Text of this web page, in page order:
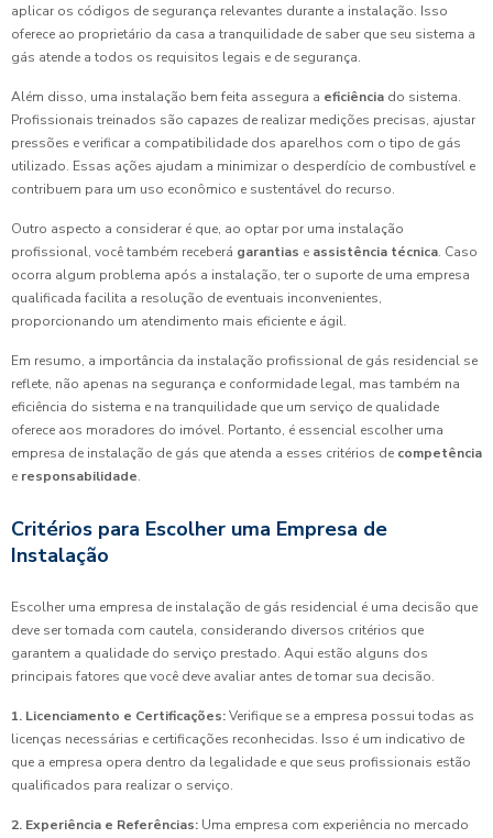
aplicar os códigos de segurança relevantes durante a instalação. Isso
oferece ao proprietário da casa a tranquilidade de saber que seu sistema a
gás atende a todos os requisitos legais e de segurança.
Além disso, uma instalação bem feita assegura a eficiência do sistema.
Profissionais treinados são capazes de realizar medições precisas, ajustar
pressões e verificar a compatibilidade dos aparelhos com o tipo de gás
utilizado. Essas ações ajudam a minimizar o desperdício de combustível e
contribuem para um uso econômico e sustentável do recurso.
Outro aspecto a considerar é que, ao optar por uma instalação
profissional, você também receberá garantias e assistência técnica. Caso
ocorra algum problema após a instalação, ter o suporte de uma empresa
qualificada facilita a resolução de eventuais inconvenientes,
proporcionando um atendimento mais eficiente e ágil.
Em resumo, a importância da instalação profissional de gás residencial se
reflete, não apenas na segurança e conformidade legal, mas também na
eficiência do sistema e na tranquilidade que um serviço de qualidade
oferece aos moradores do imóvel. Portanto, é essencial escolher uma
empresa de instalação de gás que atenda a esses critérios de competência
e responsabilidade.
Critérios para Escolher uma Empresa de
Instalação
Escolher uma empresa de instalação de gás residencial é uma decisão que
deve ser tomada com cautela, considerando diversos critérios que
garantem a qualidade do serviço prestado. Aqui estão alguns dos
principais fatores que você deve avaliar antes de tomar sua decisão.
1. Licenciamento e Certificações:Verifique se a empresa possui todas as
licenças necessárias e certificações reconhecidas. Isso é um indicativo de
que a empresa opera dentro da legalidade e que seus profissionais estão
qualificados para realizar o serviço.
2. Experiência e Referências: Uma empresa com experiência no mercado